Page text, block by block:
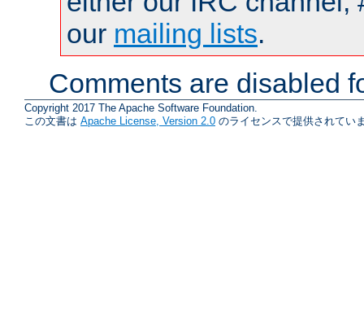
our mailing lists.
Comments are disabled
Copyright 2017 The Apache Software Foundation.
この文書は Apache License, Version 2.0 のライセンスで提供されてい